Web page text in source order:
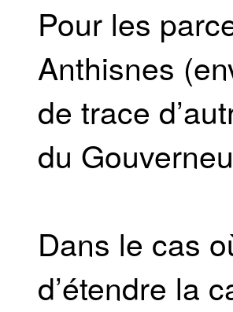
Pour les
Anthisnes
de trace
du
Dans le cas
d’étendre la